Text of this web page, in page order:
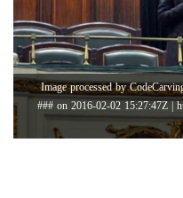
Image processed by
### on 2016-02-02 15:27:47Z |